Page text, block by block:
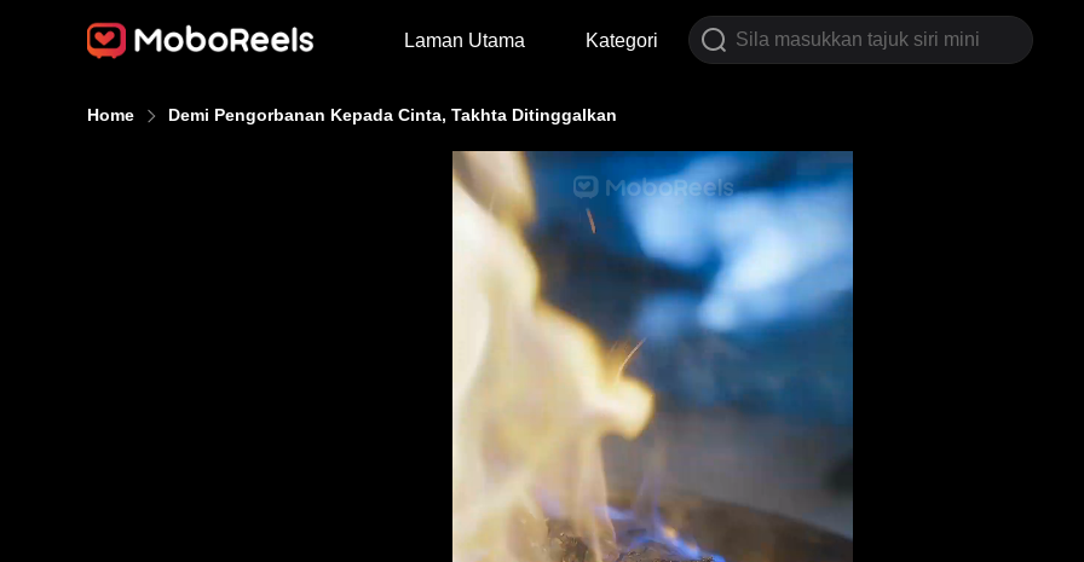
Laman Utama Kategori
Home Demi Pengorbanan Kepada Cinta, Takhta Ditinggalkan